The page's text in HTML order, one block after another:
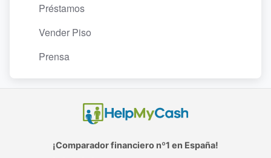
Préstamos
Vender Piso
Prensa
¡Comparador financiero nº1 en España!